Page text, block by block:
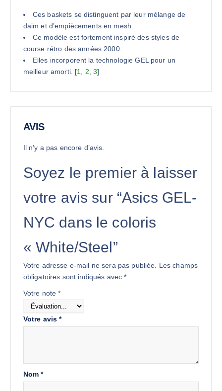
Ces baskets se distinguent par leur mélange de
daim et d’empiècements en mesh.
Ce modèle est fortement inspiré des styles de
course rétro des années 2000.
Elles incorporent la technologie GEL pour un
meilleur amorti. [1, 2, 3]
AVIS
Il n’y a pas encore d’avis.
Soyez le premier à laisser
votre avis sur “Asics GEL-
NYC dans le coloris
« White/Steel”
Votre adresse e-mail ne sera pas publiée.
Les champs
obligatoires sont indiqués avec*
Votre note*
Votre avis*
Nom*